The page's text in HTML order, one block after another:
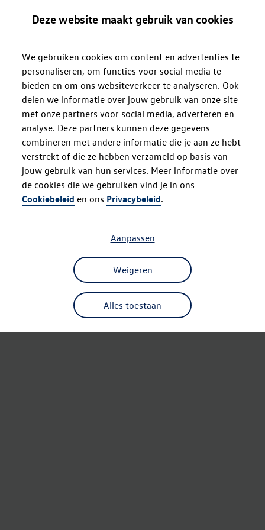
Deze website maakt gebruik van cookies
We gebruiken cookies om content en advertenties te
personaliseren, om functies voor social media te
bieden en om ons websiteverkeer te analyseren. Ook
delen we informatie over jouw gebruik van onze site
met onze partners voor social media, adverteren en
analyse. Deze partners kunnen deze gegevens
combineren met andere informatie die je aan ze hebt
verstrekt of die ze hebben verzameld op basis van
jouw gebruik van hun services. Meer informatie over
de cookies die we gebruiken vind je in ons
Cookiebeleid en ons Privacybeleid.
Alles toestaan
Weigeren
Aanpassen
Oops!
Something went wrong. Please try
refreshing the app
Refresh